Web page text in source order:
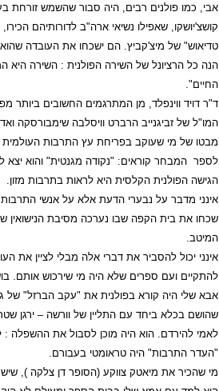
אבי, כמו פולנים רבים, היה סבור שהשמש זורחת
קושצ'יושקו, שאפילו נשיאי ארה"ב לדורותיהם
טדיאוש" של מיצ'קביץ. הם ישכחו את העובדה
הנה כל הרציונל של השירה הפולנית : השירה
החיים".
ד"ר דויד ווינפלד, מן המתרגמים החשובים ביותר
המו"ל של זביגנייב הרברט וויסלבה שימבורסקה
מבטו של מי שעוקב בפריחת עץ התרבות העולמית
לספר המבחר קוראים: "נקודה מגנטית" והוא יצא
הגישה הפולנית הקלסית היא לראות בתרבות מזון.
אינני מדבר על נבערי הדעת אלא על אנשי
שכחו את בית הקפה שבו נערכה מסיבת הנישואין
המיטב.
אינני יכול להסביר את דברי אלה מבלי לציין את
להתקיים ועם ספרים שלא היה מי שירכוש אותם.
אבא שלי היה קורא בפולנית את "עקב הברזל" של
שהושם בכלא ביחד עם התליין של וורשה – ירגן
לאמי להירדם. הוא היה מוכן לסבול את ההשפלה
"העדר התרבות" היה טראומטי בעבורם.
מי שהכיר את מיאטק צווקע (הסופר דן צלקה ),